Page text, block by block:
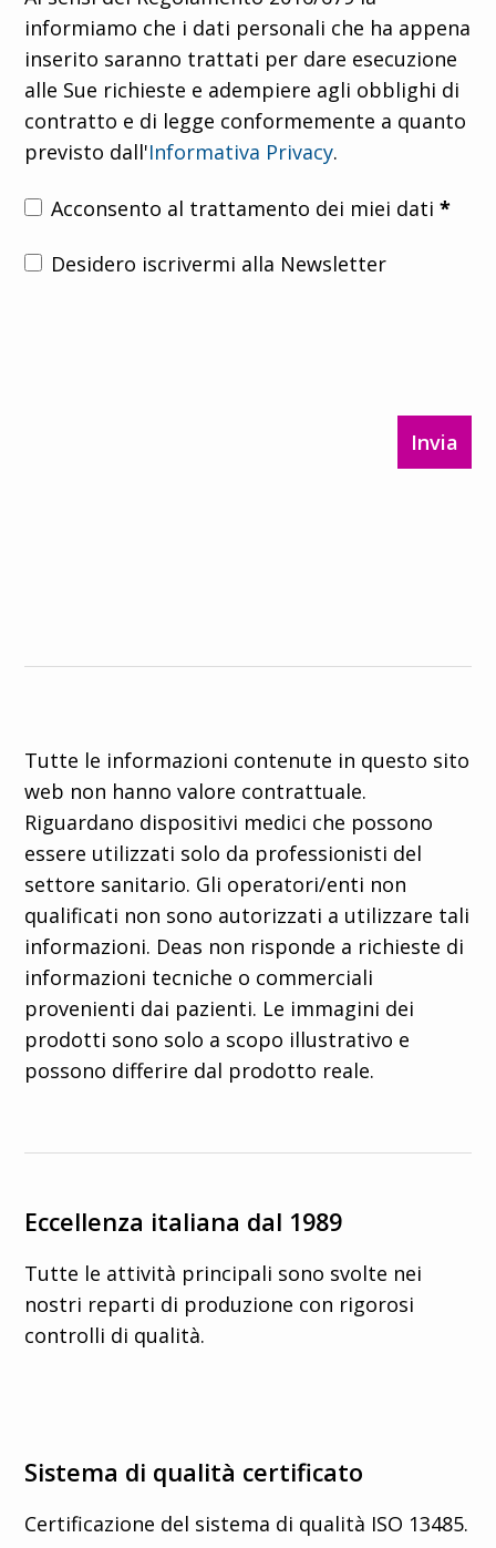
informiamo che i dati personali che ha appena
inserito saranno trattati per dare esecuzione
alle Sue richieste e adempiere agli obblighi di
contratto e di legge conformemente a quanto
previsto dall'Informativa Privacy.
Acconsento al trattamento dei miei dati*
Desidero iscrivermi alla Newsletter
Invia
Tutte le informazioni contenute in questo sito
web non hanno valore contrattuale.
Riguardano dispositivi medici che possono
essere utilizzati solo da professionisti del
settore sanitario. Gli operatori/enti non
qualificati non sono autorizzati a utilizzare tali
informazioni. Deas non risponde a richieste di
informazioni tecniche o commerciali
provenienti dai pazienti. Le immagini dei
prodotti sono solo a scopo illustrativo e
possono differire dal prodotto reale.
Eccellenza italiana dal 1989
Tutte le attività principali sono svolte nei
nostri reparti di produzione con rigorosi
controlli di qualità.
Sistema di qualità certificato
Certificazione del sistema di qualità ISO 13485.